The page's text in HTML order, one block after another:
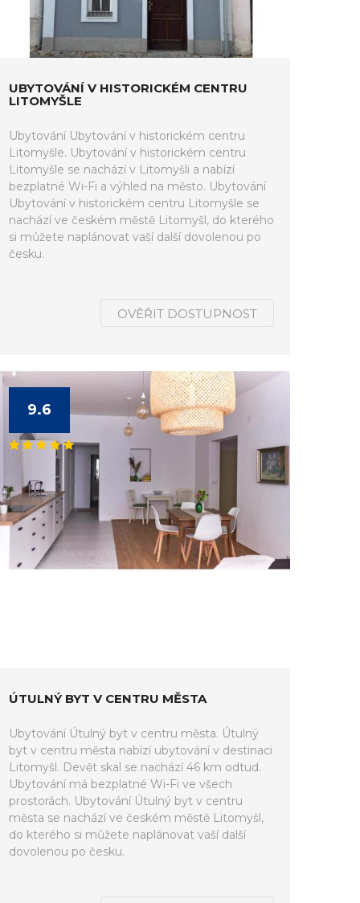
UBYTOVÁNÍ V HISTORICKÉM CENTRU
LITOMYŠLE
Ubytování Ubytování v historickém centru
Litomyšle. Ubytování v historickém centru
Litomyšle se nachází v Litomyšli a nabízí
bezplatné Wi-Fi a výhled na město. Ubytování
Ubytování v historickém centru Litomyšle se
nachází ve českém městě Litomyšl, do kterého
si můžete naplánovat vaší další dovolenou po
česku.
OVĚŘIT DOSTUPNOST
9.6
ÚTULNÝ BYT V CENTRU MĚSTA
Ubytování Útulný byt v centru města. Útulný
byt v centru města nabízí ubytování v destinaci
Litomyšl. Devět skal se nachází 46 km odtud.
Ubytování má bezplatné Wi-Fi ve všech
prostorách. Ubytování Útulný byt v centru
města se nachází ve českém městě Litomyšl,
do kterého si můžete naplánovat vaší další
dovolenou po česku.